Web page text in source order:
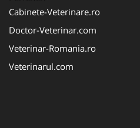
Cabinete-Veterinare.ro
Doctor-Veterinar.com
Veterinar-Romania.ro
Veterinarul.com